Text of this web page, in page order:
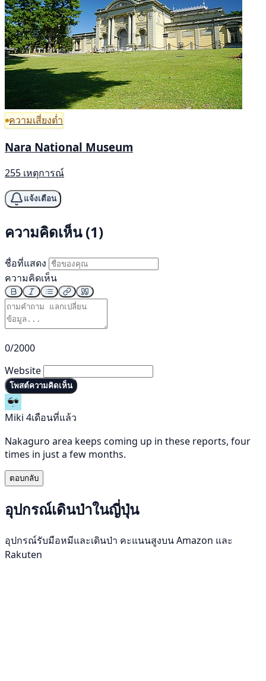
ความเสี่ยงต่ำ
Nara National Museum
255 เหตุการณ์
แจ้งเตือน
ความคิดเห็น (1)
ชื่อที่แสดง
ความคิดเห็น
0/2000
Website
โพสต์ความคิดเห็น
Miki 4เดือนที่แล้ว
Nakaguro area keeps coming up in these reports, four
times in just a few months.
ตอบกลับ
อุปกรณ์เดินป่าในญี่ปุ่น
อุปกรณ์รับมือหมีและเดินป่า คะแนนสูงบน Amazon และ
Rakuten